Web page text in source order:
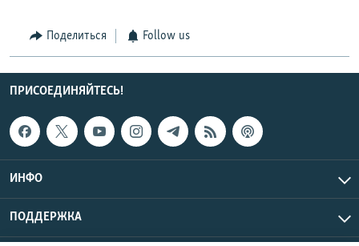
Поделиться Follow us
ПРИСОЕДИНЯЙТЕСЬ!
ИНФО
ПОДДЕРЖКА